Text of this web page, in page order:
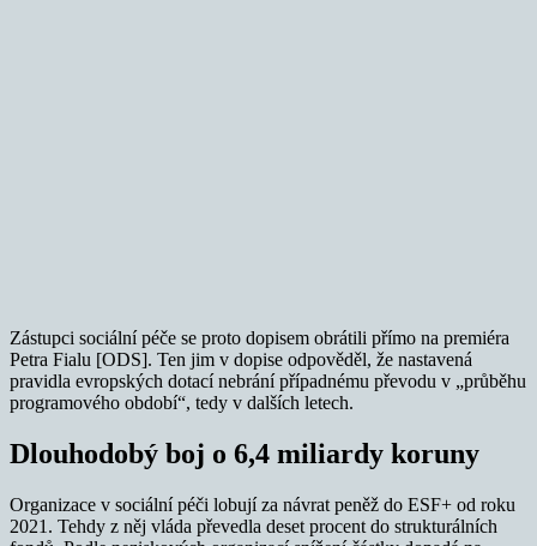
Zástupci sociální péče se proto dopisem obrátili přímo na premiéra
Petra Fialu [ODS]. Ten jim v dopise odpověděl, že nastavená
pravidla evropských dotací nebrání případnému převodu v „průběhu
programového období“, tedy v dalších letech.
Dlouhodobý boj o 6,4 miliardy koruny
Organizace v sociální péči lobují za návrat peněž do ESF+ od roku
2021. Tehdy z něj vláda převedla deset procent do strukturálních